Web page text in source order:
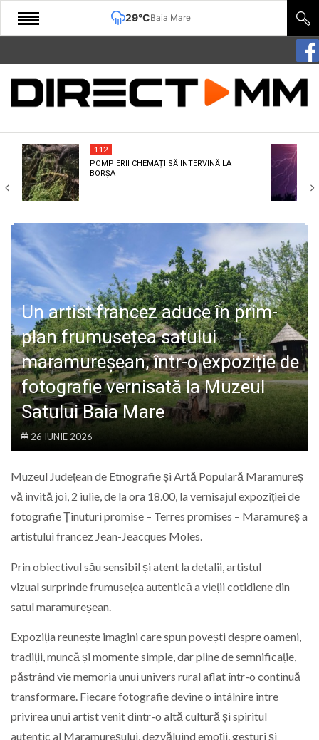
29°CBaia Mare
START
COMUNITATE
CULTURA
ECONOMIE
SANATATE
SPORT
SPECIAL
POLITIC
LIFE
112
POMPIERII CHEMAȚI SĂ INTERVINĂ LA
BORȘA
Un artist francez aduce în prim-
plan frumusețea satului
maramureșean, într-o expoziție de
fotografie vernisată la Muzeul
Satului Baia Mare
26 IUNIE 2026
Muzeul Județean de Etnografie și Artă Populară Maramureș
vă invită joi, 2 iulie, de la ora 18.00, la vernisajul expoziției de
fotografie Ținuturi promise – Terres promises – Maramureș a
artistului francez Jean-Jeacques Moles.
Prin obiectivul său sensibil și atent la detalii, artistul
vizual surprinde frumusețea autentică a vieții cotidiene din
satul maramureșean.
Expoziția reunește imagini care spun povești despre oameni,
tradiții, muncă și momente simple, dar pline de semnificație,
păstrând vie memoria unui univers rural aflat într-o continuă
transformare. Fiecare fotografie devine o întâlnire între
privirea unui artist venit dintr-o altă cultură și spiritul
autentic al Maramureșului, dezvăluind emoții, gesturi și